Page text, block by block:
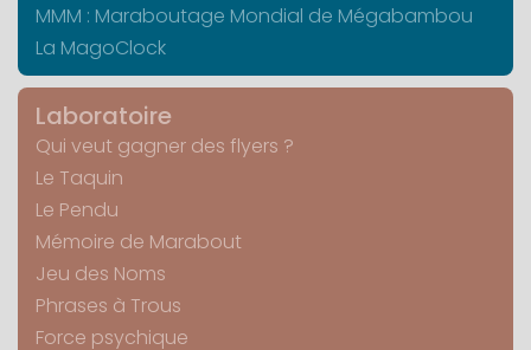
MMM : Maraboutage Mondial de Mégabambou
La MagoClock
Laboratoire
Qui veut gagner des flyers ?
Le Taquin
Le Pendu
Mémoire de Marabout
Jeu des Noms
Phrases à Trous
Force psychique